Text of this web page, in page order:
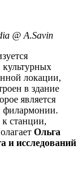
@ A.Savin
локации,
в здание
является
филармонии.
станции,
Ольга
и исследований